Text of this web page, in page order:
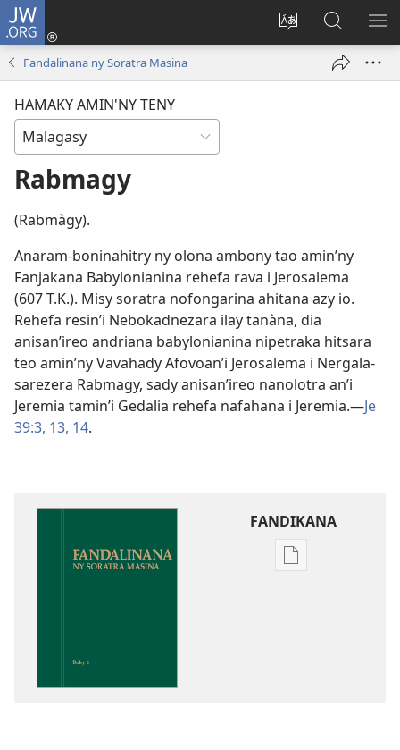
JW.ORG
Hiova
Hiditra
(manokatra
ato
Amin’ny
Fandalinana ny Soratra Masina
HAMAKY AMIN'NY TENY
Rabmagy
(Rabmàgy).
Anaram-boninahitry ny olona ambony tao amin’ny
Fanjakana Babylonianina rehefa rava i Jerosalema
(607 T.K.). Misy soratra nofongarina ahitana azy io.
Rehefa resin’i Nebokadnezara ilay tanàna, dia
anisan’ireo andriana babylonianina nipetraka hitsara
teo amin’ny Vavahady Afovoan’i Jerosalema i Nergala-
sarezera Rabmagy, sady anisan’ireo nanolotra an’i
Jeremia tamin’i Gedalia rehefa nafahana i Jeremia.​—Je
39:3, 13, 14.
FANDIKANA
Fandikana